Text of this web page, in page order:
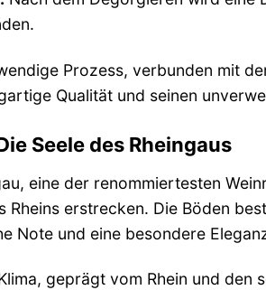
Prozess, verbunden mit
Qualität und seinen
Seele des Rheingaus
eine der renommiertesten
Rheins erstrecken. Die Böden
Note und eine besondere
geprägt vom Rhein und den